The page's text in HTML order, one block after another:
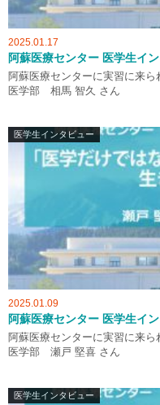
2025.01.17
阿蘇医療センター 医学生イ
阿蘇医療センターに実習に来
医学部 相馬 智久 さん
医学生インタビュー
2025.01.09
阿蘇医療センター 医学生イ
阿蘇医療センターに実習に来
医学部 瀬戸 堅喜 さん
医学生インタビュー